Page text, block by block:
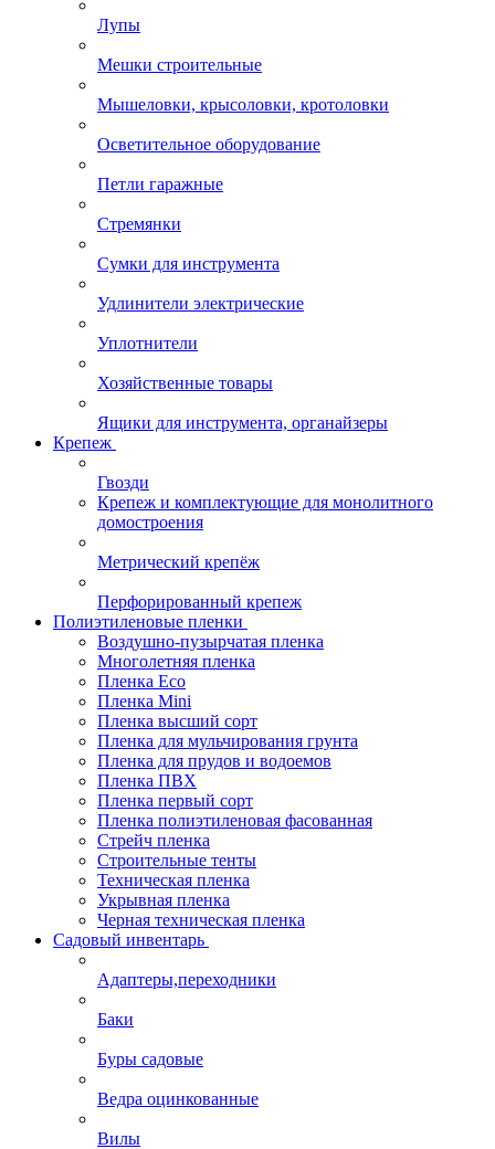
Лупы
Мешки строительные
Мышеловки, крысоловки, кротоловки
Осветительное оборудование
Петли гаражные
Стремянки
Сумки для инструмента
Удлинители электрические
Уплотнители
Хозяйственные товары
Ящики для инструмента, органайзеры
Крепеж
Гвозди
Крепеж и комплектующие для монолитного
домостроения
Метрический крепёж
Перфорированный крепеж
Полиэтиленовые пленки
Воздушно-пузырчатая пленка
Многолетняя пленка
Пленка Eco
Пленка Mini
Пленка высший сорт
Пленка для мульчирования грунта
Пленка для прудов и водоемов
Пленка ПВХ
Пленка первый сорт
Пленка полиэтиленовая фасованная
Стрейч пленка
Строительные тенты
Техническая пленка
Укрывная пленка
Черная техническая пленка
Садовый инвентарь
Адаптеры,переходники
Баки
Буры садовые
Ведра оцинкованные
Вилы